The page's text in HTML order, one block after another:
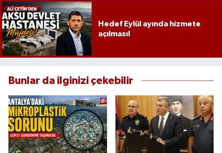
Hedef Eylül ayında hizmete
açılması!
Bunlar da ilginizi çekebilir